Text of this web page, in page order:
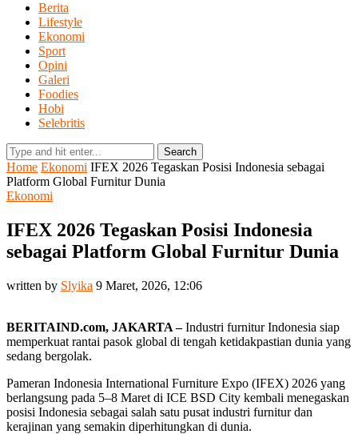
Berita
Lifestyle
Ekonomi
Sport
Opini
Galeri
Foodies
Hobi
Selebritis
Search
Home Ekonomi IFEX 2026 Tegaskan Posisi Indonesia sebagai
Platform Global Furnitur Dunia
Ekonomi
IFEX 2026 Tegaskan Posisi Indonesia
sebagai Platform Global Furnitur Dunia
written by Slyika 9 Maret, 2026, 12:06
BERITAIND.com, JAKARTA –Industri furnitur Indonesia siap
memperkuat rantai pasok global di tengah ketidakpastian dunia yang
sedang bergolak.
Pameran Indonesia International Furniture Expo (IFEX) 2026 yang
berlangsung pada 5–8 Maret di ICE BSD City kembali menegaskan
posisi Indonesia sebagai salah satu pusat industri furnitur dan
kerajinan yang semakin diperhitungkan di dunia.